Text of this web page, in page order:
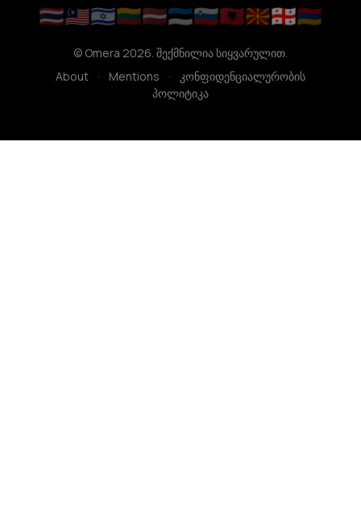
🇹🇭🇲🇾🇮🇱🇱🇹🇱🇻🇪🇪🇸🇮🇦🇱🇲🇰🇬🇪🇦🇲
© Omera 2026. შექმნილია სიყვარულით.
About
· Mentions ·
კონფიდენციალურობის
პოლიტიკა